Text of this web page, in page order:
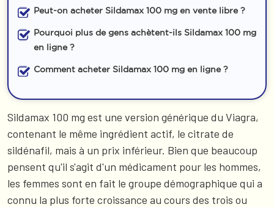
Peut-on acheter Sildamax 100 mg en vente libre ?
Pourquoi plus de gens achètent-ils Sildamax 100 mg
en ligne ?
Comment acheter Sildamax 100 mg en ligne ?
Sildamax 100 mg est une version générique du Viagra,
contenant le même ingrédient actif, le citrate de
sildénafil, mais à un prix inférieur. Bien que beaucoup
pensent qu'il s'agit d'un médicament pour les hommes,
les femmes sont en fait le groupe démographique qui a
connu la plus forte croissance au cours des trois ou